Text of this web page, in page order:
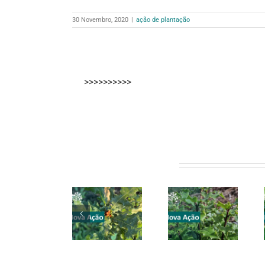
30 Novembro, 2020 | ação de plantação
>>>>>>>>>>
CONVITE |
Valongo |
28 março
2026
CONVITE |
Valongo |
21 março
2026